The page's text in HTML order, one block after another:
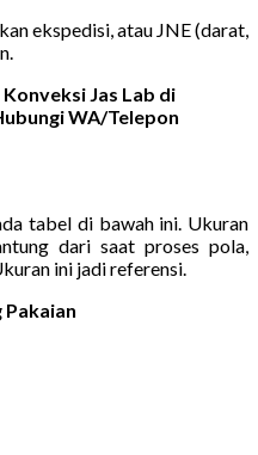
ekspedisi, atau JNE (darat,
Jas Lab di
WA/Telepon
tabel di bawah ini. Ukuran
dari saat proses pola,
ini jadi referensi.
Pakaian